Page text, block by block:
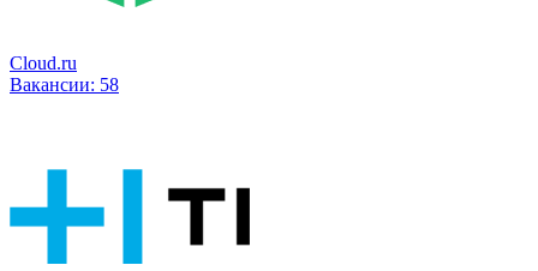
Cloud.ru
Вакансии: 58